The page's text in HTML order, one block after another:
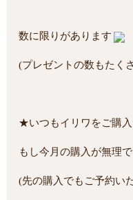
数に限りがあります
(プレゼントの数もたく
★いつもイリワをご購入
もし今月の購入が無理
(先の購入でもご予約い